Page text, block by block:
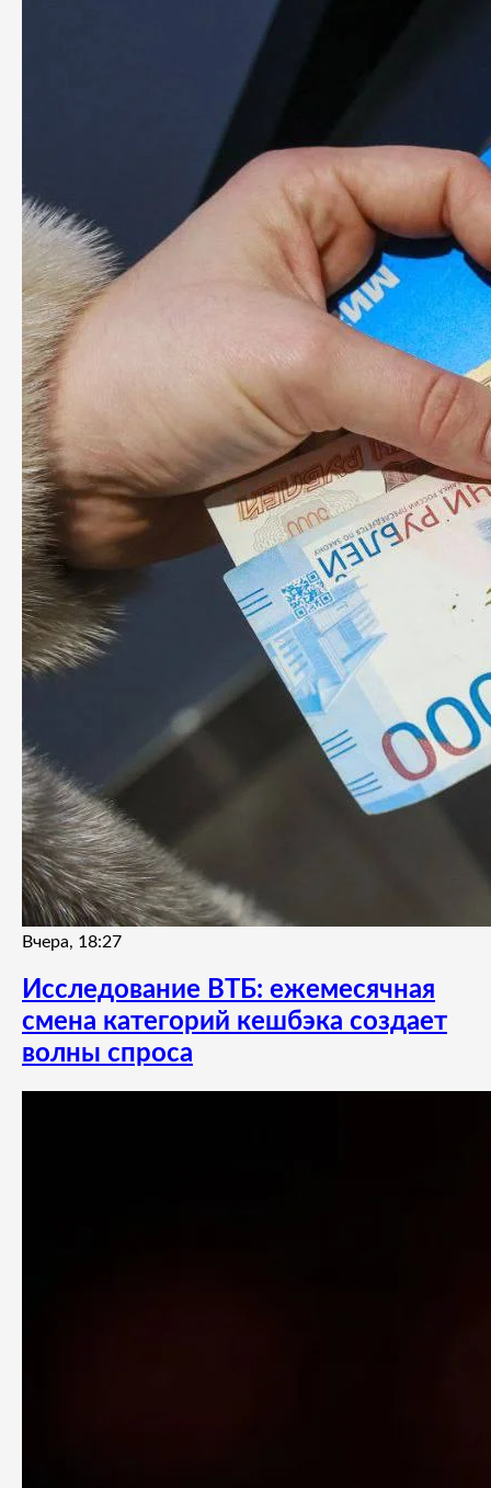
Вчера, 18:27
Исследование ВТБ: ежемесячная
смена категорий кешбэка создает
волны спроса